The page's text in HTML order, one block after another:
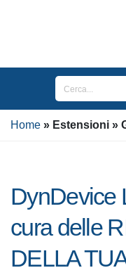
Home Estensioni
DynDevice
cura delle
DELLA